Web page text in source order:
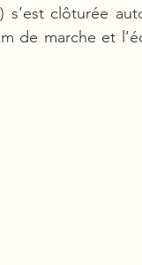
s’est clôturée
de marche et